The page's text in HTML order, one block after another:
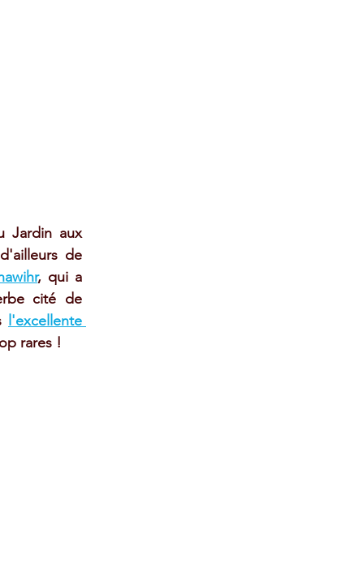
Jardin aux
de
, qui a
cité de
l'excellente
rares !